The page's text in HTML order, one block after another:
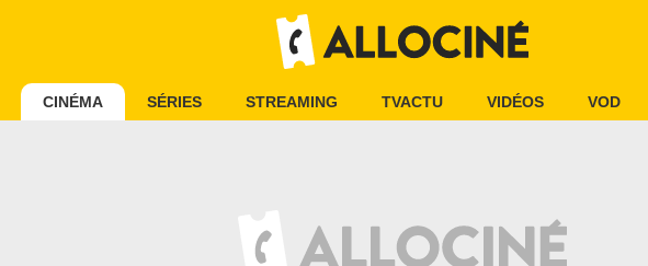
CINÉMA SÉRIES STREAMING TVACTU VIDÉOS VOD